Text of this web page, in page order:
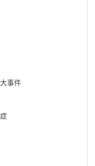
事件